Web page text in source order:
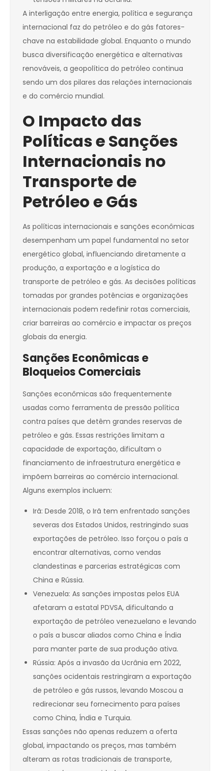
A interligação entre energia, política e segurança
internacional faz do petróleo e do gás fatores-
chave na estabilidade global. Enquanto o mundo
busca diversificação energética e alternativas
renováveis, a geopolítica do petróleo continua
sendo um dos pilares das relações internacionais
e do comércio mundial.
O Impacto das
Políticas e Sanções
Internacionais no
Transporte de
Petróleo e Gás
As políticas internacionais e sanções econômicas
desempenham um papel fundamental no setor
energético global, influenciando diretamente a
produção, a exportação e a logística do
transporte de petróleo e gás. As decisões políticas
tomadas por grandes potências e organizações
internacionais podem redefinir rotas comerciais,
criar barreiras ao comércio e impactar os preços
globais da energia.
Sanções Econômicas e
Bloqueios Comerciais
Sanções econômicas são frequentemente
usadas como ferramenta de pressão política
contra países que detêm grandes reservas de
petróleo e gás. Essas restrições limitam a
capacidade de exportação, dificultam o
financiamento de infraestrutura energética e
impõem barreiras ao comércio internacional.
Alguns exemplos incluem:
Irã: Desde 2018, o Irã tem enfrentado sanções
severas dos Estados Unidos, restringindo suas
exportações de petróleo. Isso forçou o país a
encontrar alternativas, como vendas
clandestinas e parcerias estratégicas com
China e Rússia.
Venezuela: As sanções impostas pelos EUA
afetaram a estatal PDVSA, dificultando a
exportação de petróleo venezuelano e levando
o país a buscar aliados como China e Índia
para manter parte de sua produção ativa.
Rússia: Após a invasão da Ucrânia em 2022,
sanções ocidentais restringiram a exportação
de petróleo e gás russos, levando Moscou a
redirecionar seu fornecimento para países
como China, Índia e Turquia.
Essas sanções não apenas reduzem a oferta
global, impactando os preços, mas também
alteram as rotas tradicionais de transporte,